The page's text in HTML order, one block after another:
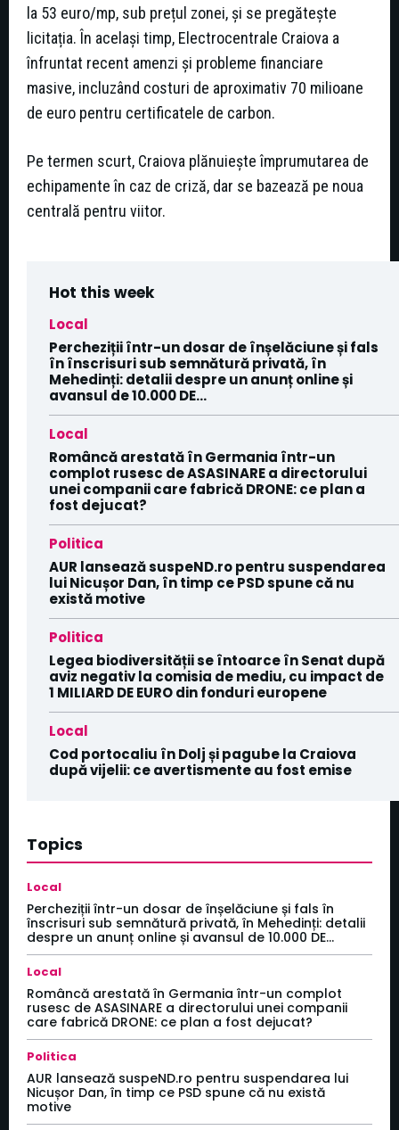
la 53 euro/mp, sub prețul zonei, și se pregătește
licitația. În același timp, Electrocentrale Craiova a
înfruntat recent amenzi și probleme financiare
masive, incluzând costuri de aproximativ 70 milioane
de euro pentru certificatele de carbon.
Pe termen scurt, Craiova plănuiește împrumutarea de
echipamente în caz de criză, dar se bazează pe noua
centrală pentru viitor.
Hot this week
Local
Percheziții într-un dosar de înșelăciune și fals
în înscrisuri sub semnătură privată, în
Mehedinți: detalii despre un anunț online și
avansul de 10.000 DE...
Local
Româncă arestată în Germania într-un
complot rusesc de ASASINARE a directorului
unei companii care fabrică DRONE: ce plan a
fost dejucat?
Politica
AUR lansează suspeND.ro pentru suspendarea
lui Nicușor Dan, în timp ce PSD spune că nu
există motive
Politica
Legea biodiversității se întoarce în Senat după
aviz negativ la comisia de mediu, cu impact de
1 MILIARD DE EURO din fonduri europene
Local
Cod portocaliu în Dolj și pagube la Craiova
după vijelii: ce avertismente au fost emise
Topics
Local
Percheziții într-un dosar de înșelăciune și fals în
înscrisuri sub semnătură privată, în Mehedinți: detalii
despre un anunț online și avansul de 10.000 DE...
Local
Româncă arestată în Germania într-un complot
rusesc de ASASINARE a directorului unei companii
care fabrică DRONE: ce plan a fost dejucat?
Politica
AUR lansează suspeND.ro pentru suspendarea lui
Nicușor Dan, în timp ce PSD spune că nu există
motive